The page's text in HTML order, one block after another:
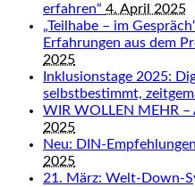
erfahren“ 4. April 2025
„Teilhabe – im
Erfahrungen aus dem
2025
Inklusionstage 2025:
selbstbestimmt,
WIR WOLLEN MEHR
2025
Neu: DIN-
2025
21. März: Welt-Down-